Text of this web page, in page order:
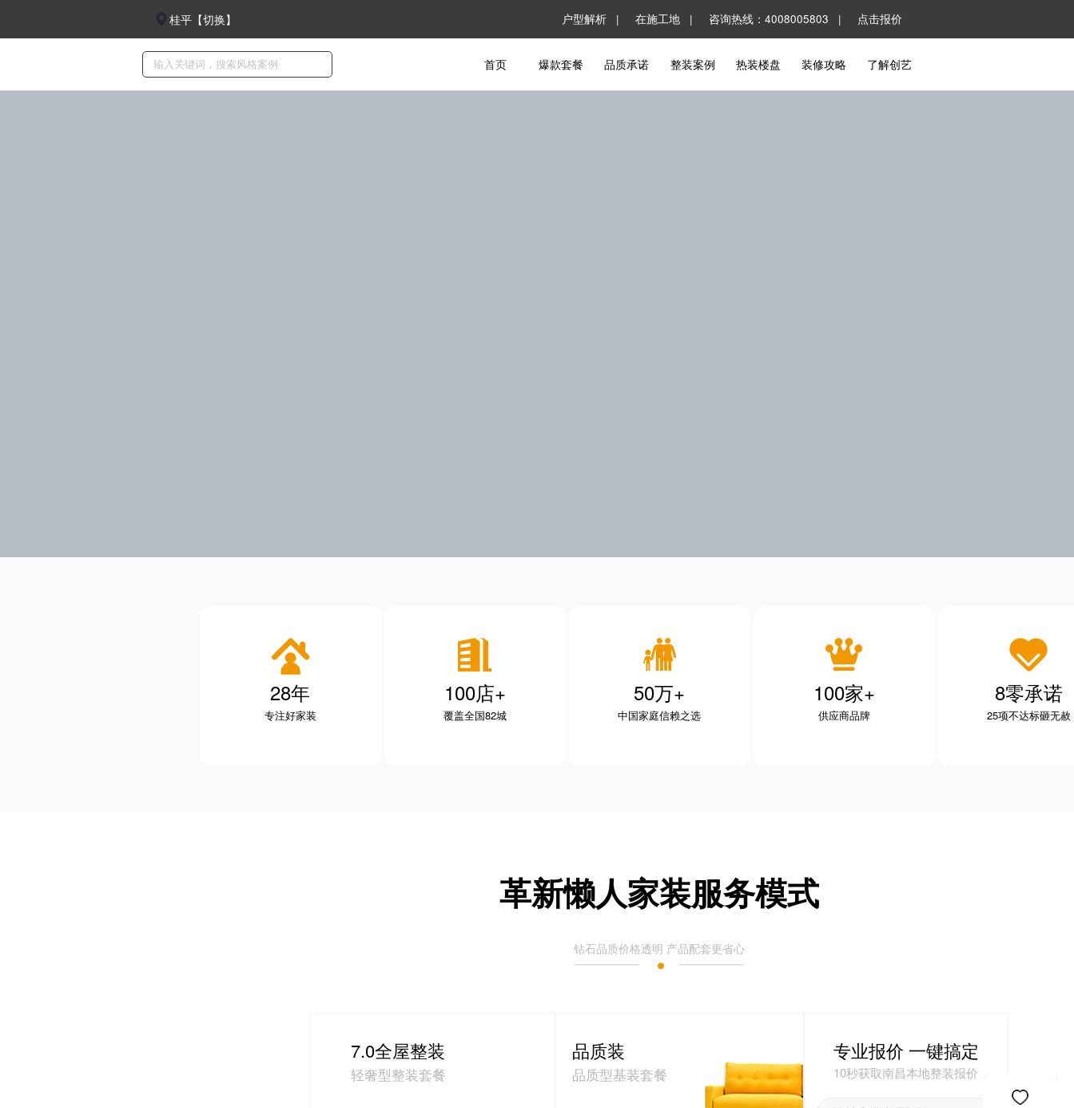
桂平【切换】 户型解析 | 在施工地 | 咨询热线：4008005803 | 点击报价
首页 爆款套餐 品质承诺 整装案例 热装楼盘 装修攻略 了解创艺
28年
专注好家装
100店+
覆盖全国82城
50万+
中国家庭信赖之选
100家+
供应商品牌
8零承诺
25项不达标砸无赦
革新懒人家装服务模式
钻石品质价格透明 产品配套更省心
7.0全屋整装
轻奢型整装套餐
品质装
品质型基装套餐
专业报价 一键搞定
10秒获取南昌本地整装报价